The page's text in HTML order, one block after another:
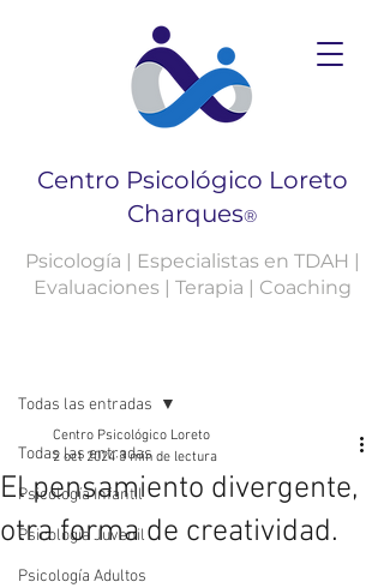
Centro Psicológico Loreto
Charques®
Psicología | Especialistas en TDAH |
Evaluaciones | Terapia | Coaching
Todas las entradas
Psicología Infantil
Psicología Juvenil
Psicología Adultos
Todas las entradas
El pensamiento divergente,
otra forma de creatividad.
Centro Psicológico Loreto
2 oct 2024 3 min de lectura